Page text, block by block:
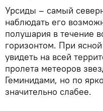
Урсиды – самый
наблюдать его
полушария в течение
горизонтом. При
увидеть на всей
пролета метеоров
Геминидами, но по
значительно слабее.